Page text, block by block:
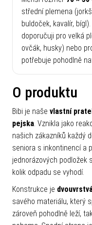
střední plemena
buldoček, kavalír,
doporučuji pro velká
ovčák, husky) nebo
potřebuje pohodlně
O produktu
Bibi je naše vlastní
pejska. Vznikla jako
našich zákazníků každý
seniora s inkontinencí a
jednorázových podložek
kolik odpadu se vyhodí.
Konstrukce je
savého materiálu, který
zároveň pohodlně leží,